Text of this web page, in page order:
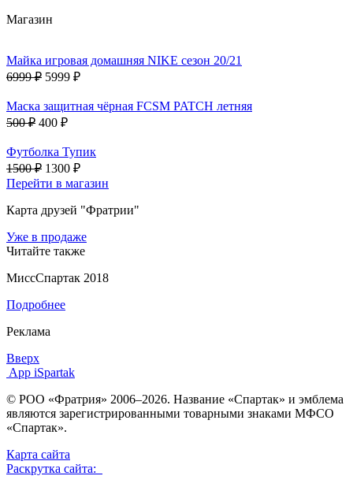
Магазин
Майка игровая домашняя NIKE сезон 20/21
6999 ₽ 5999 ₽
Маска защитная чёрная FCSM PATCH летняя
500 ₽ 400 ₽
Футболка Тупик
1500 ₽ 1300 ₽
Перейти в магазин
Карта друзей "Фратрии"
Уже в продаже
Читайте также
МиссСпартак 2018
Подробнее
Реклама
Вверх
App iSpartak
© РОО «Фратрия» 2006–2026. Название «Спартак» и эмблема
являются зарегистрированными товарными знаками МФСО
«Спартак».
Карта сайта
Раскрутка сайта: